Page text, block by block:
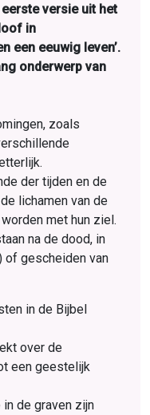
versie uit het
in
een eeuwig leven’.
onderwerp van
zoals
der tijden en de
lichamen van de
met hun ziel.
na de dood, in
of gescheiden van
in de Bijbel
over de
een geestelijk
in de graven zijn